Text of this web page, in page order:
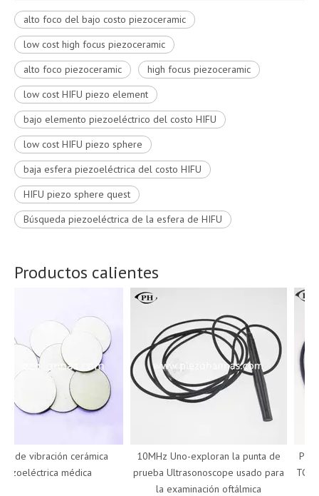
alto foco del bajo costo piezoceramic
low cost high focus piezoceramic
alto foco piezoceramic
high focus piezoceramic
low cost HIFU piezo element
bajo elemento piezoeléctrico del costo HIFU
low cost HIFU piezo sphere
baja esfera piezoeléctrica del costo HIFU
HIFU piezo sphere quest
Búsqueda piezoeléctrica de la esfera de HIFU
Productos calientes
de vibración cerámica
médica
10MHz Uno-exploran la punta de
prueba Ultrasonoscope usado para
la examinación oftálmica
TCD